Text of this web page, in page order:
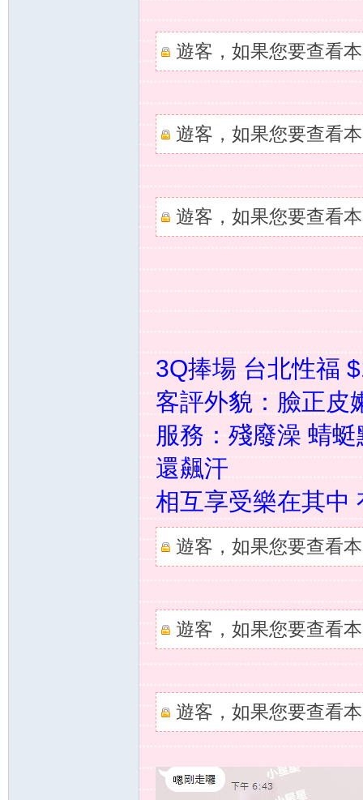
遊客，如果您要查看
遊客，如果您要查看
遊客，如果您要查看
3Q捧場 台北性福
客評外貌：臉正皮
服務：殘廢澡 蜻
還飆汗
相互享受樂在其中
遊客，如果您要查看
遊客，如果您要查看
遊客，如果您要查看